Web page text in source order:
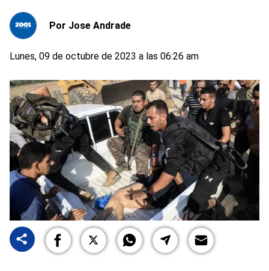
Por Jose Andrade
Lunes, 09 de octubre de 2023 a las 06:26 am